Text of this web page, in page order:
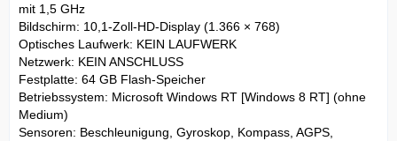
mit 1,5 GHz
Bildschirm: 10,1-Zoll-HD-Display (1.366 × 768)
Optisches Laufwerk: KEIN LAUFWERK
Netzwerk: KEIN ANSCHLUSS
Festplatte: 64 GB Flash-Speicher
Betriebssystem: Microsoft Windows RT [Windows 8 RT] (ohne
Medium)
Sensoren: Beschleunigung, Gyroskop, Kompass, AGPS,